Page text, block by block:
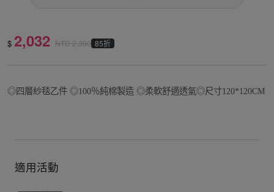
$ 2,032 NTD2,390 85折
◎四層紗毯乙件 ◎100％純棉製造 ◎柔軟舒適透氣◎尺寸120*120CM
適用活動